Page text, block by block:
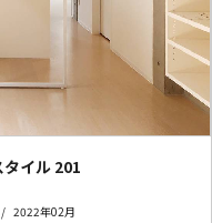
イル 201
2022年02月